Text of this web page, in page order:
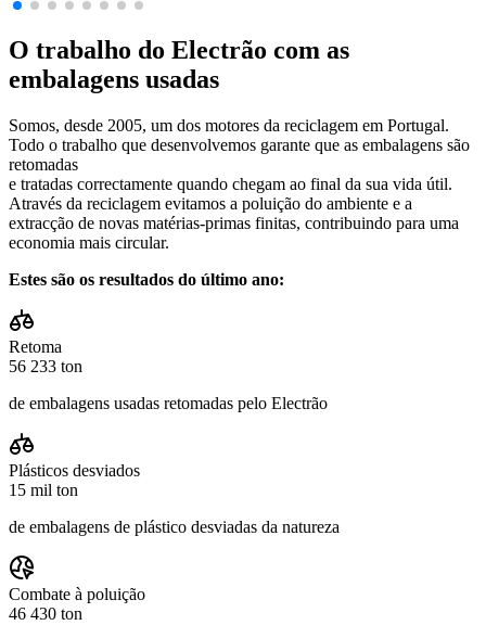
O trabalho do Electrão com as
embalagens usadas
Somos, desde 2005, um dos motores da reciclagem em Portugal.
Todo o trabalho que desenvolvemos garante que as embalagens são
retomadas
e tratadas correctamente quando chegam ao final da sua vida útil.
Através da reciclagem evitamos a poluição do ambiente e a
extracção de novas matérias-primas finitas, contribuindo para uma
economia mais circular.
Estes são os resultados do último ano:
Retoma
56 233 ton
de embalagens usadas retomadas pelo Electrão
Plásticos desviados
15 mil ton
de embalagens de plástico desviadas da natureza
Combate à poluição
46 430 ton